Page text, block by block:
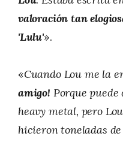
valoración tan
'Lulu'».
«Cuando Lou me la
amigo! Porque puede
heavy metal, pero
hicieron toneladas